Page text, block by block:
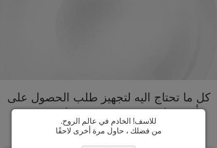
كل ما تحتاج اليه لتجهيز طلب الحصول على
تأشيرة ليسوتو تحت سقف واحد. تسريع
عملية الحصول على تأشيرة ليسوتو
للاسف! الخادم في عالم الروح.
من فضلك ، حاول مرة أخرى لاحقًا